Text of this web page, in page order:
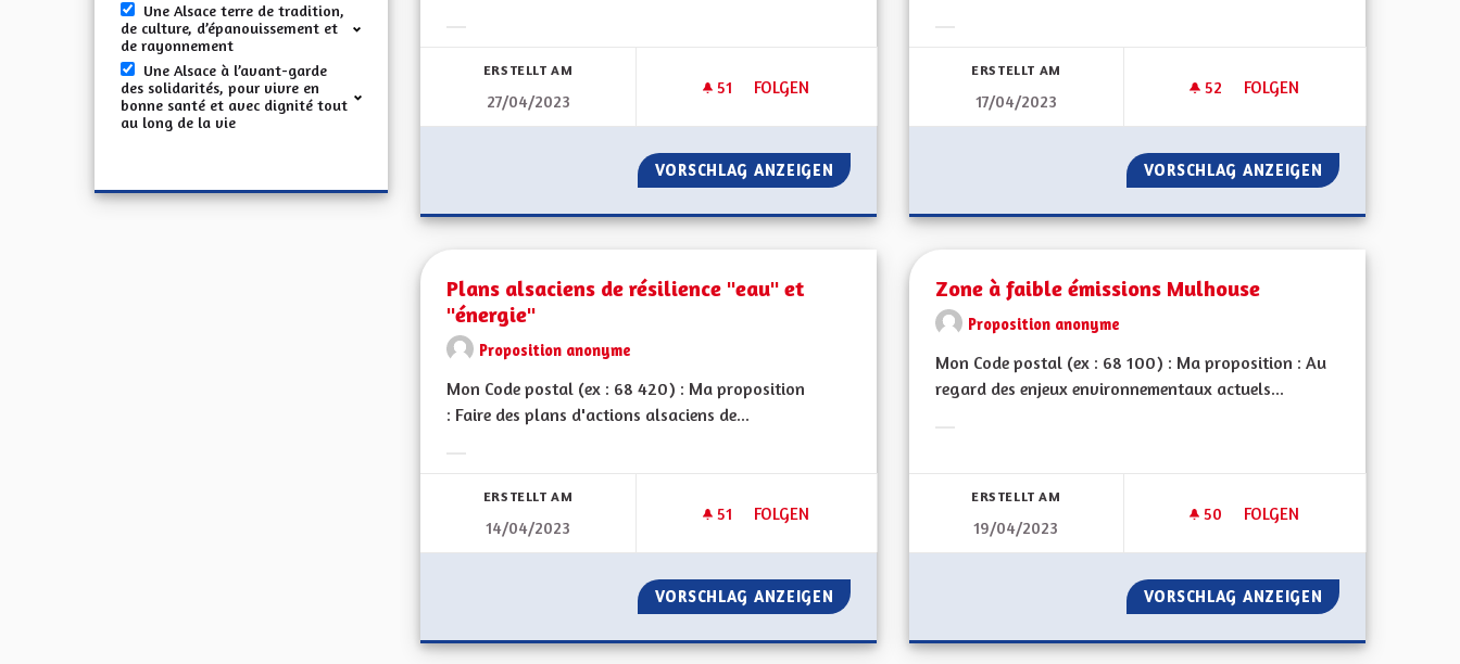
Une Alsace terre de tradition,
de culture, d’épanouissement et
de rayonnement
Une Alsace à l’avant-garde
des solidarités, pour vivre en
bonne santé et avec dignité tout
au long de la vie
ERSTELLT AM
27/04/2023
51 51 FOLLOWER
FOLGEN
PISTES CYCLABLE
VORSCHLAG ANZEIGEN PISTES CYCLABLE
ERSTELLT AM
17/04/2023
52 52 FOLLOWER
FOLGEN
SORTIR ALSACE DU GRAND
VORSCHLAG ANZEIGEN SORTIR ALSACE
Plans alsaciens de résilience "eau" et
"énergie"
Proposition anonyme
Mon Code postal (ex : 68 420) : Ma proposition
: Faire des plans d'actions alsaciens de...
ERSTELLT AM
14/04/2023
51 51 FOLLOWER
FOLGEN
PLANS ALSACIENS DE RÉSILIENCE "EAU" ET "ÉNERGIE"
VORSCHLAG ANZEIGEN PLANS ALSACIENS DE RÉSILIENCE "EAU" ET "ÉNERGIE"
Zone à faible émissions Mulhouse
Proposition anonyme
Mon Code postal (ex : 68 100) : Ma proposition : Au
regard des enjeux environnementaux actuels...
ERSTELLT AM
19/04/2023
50 50 FOLLOWER
FOLGEN
ZONE À FAIBLE ÉMISSIONS
VORSCHLAG ANZEIGEN ZONE À FAIBLE